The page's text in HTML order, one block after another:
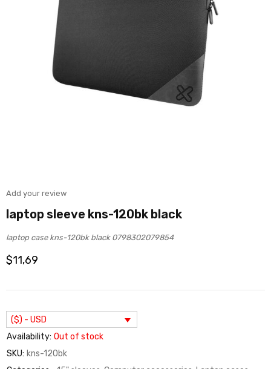
Add your review
laptop sleeve kns-120bk black
laptop case kns-120bk black 0798302079854
$11,69
($) - USD
Availability: Out of stock
SKU: kns-120bk